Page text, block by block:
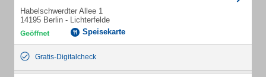
Habelschwerdter Allee 1
14195 Berlin - Lichterfelde
Speisekarte
Gratis-Digitalcheck